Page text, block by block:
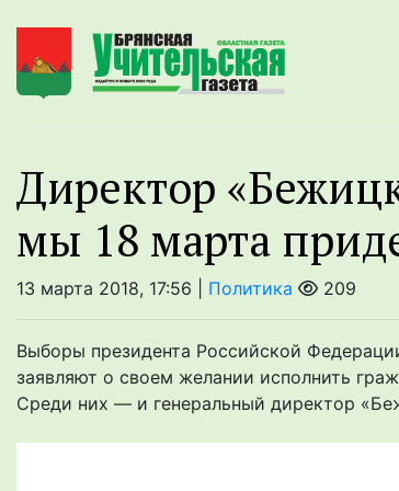
Директор
мы 18 марта
13 марта 2018, 17:56 | Политика 209
Выборы президента Российской
заявляют о своем желании исполнить
Среди них — и генеральный директор